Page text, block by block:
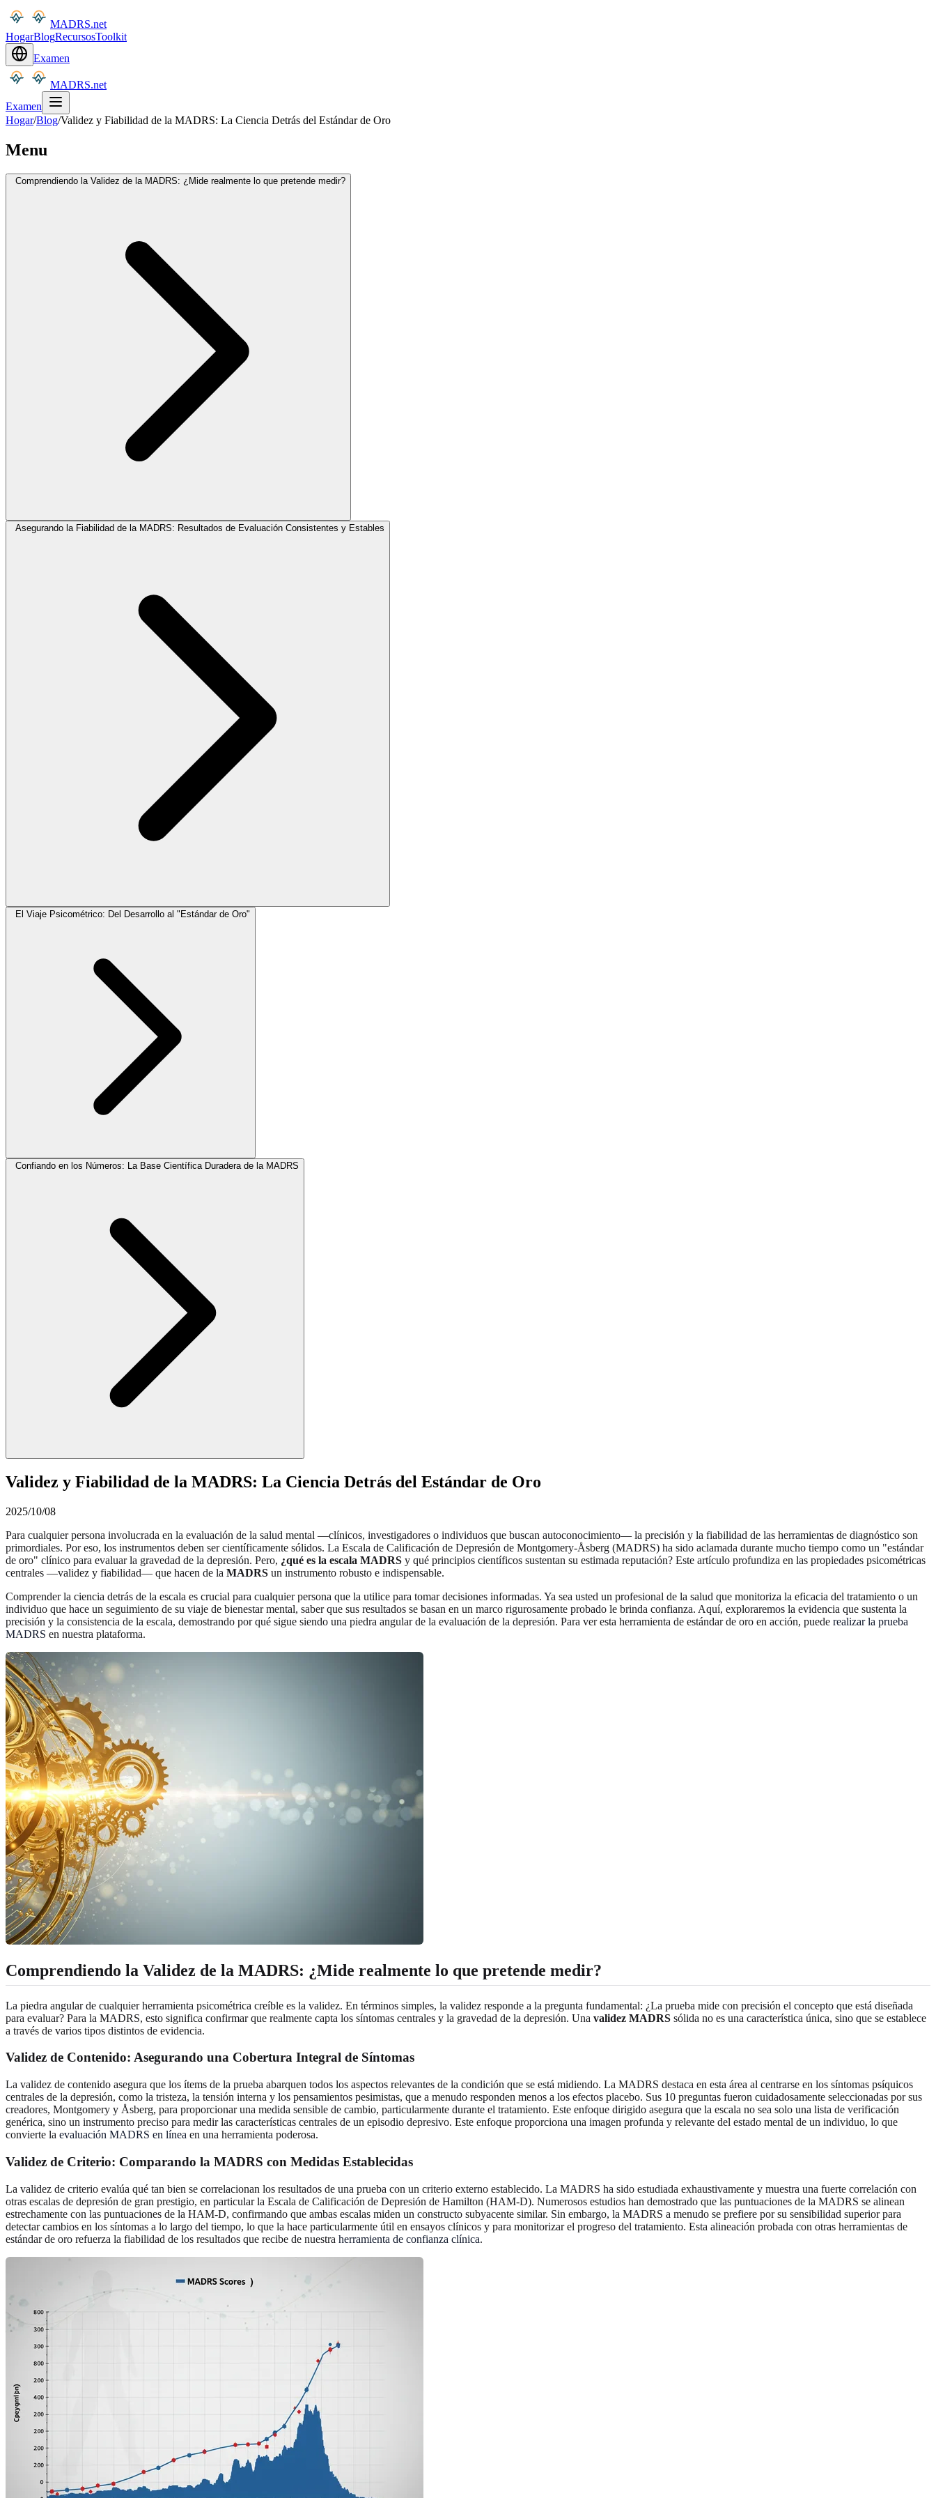
MADRS.net
HogarBlogRecursosToolkit
Examen
MADRS.net
Examen
Hogar/Blog/Validez y Fiabilidad de la MADRS: La Ciencia Detrás del Estándar de Oro
Menu
Comprendiendo la Validez de la MADRS: ¿Mide realmente lo que pretende medir?
Asegurando la Fiabilidad de la MADRS: Resultados de Evaluación Consistentes y Estables
El Viaje Psicométrico: Del Desarrollo al "Estándar de Oro"
Confiando en los Números: La Base Científica Duradera de la MADRS
Validez y Fiabilidad de la MADRS: La Ciencia Detrás del Estándar de Oro
2025/10/08
Para cualquier persona involucrada en la evaluación de la salud mental —clínicos, investigadores o individuos que buscan autoconocimiento— la precisión y la fiabilidad de las herramientas de diagnóstico son
primordiales. Por eso, los instrumentos deben ser científicamente sólidos. La Escala de Calificación de Depresión de Montgomery-Åsberg (MADRS) ha sido aclamada durante mucho tiempo como un "estándar
de oro" clínico para evaluar la gravedad de la depresión. Pero, ¿qué es la escala MADRS y qué principios científicos sustentan su estimada reputación? Este artículo profundiza en las propiedades psicométricas
centrales —validez y fiabilidad— que hacen de la MADRS un instrumento robusto e indispensable.
Comprender la ciencia detrás de la escala es crucial para cualquier persona que la utilice para tomar decisiones informadas. Ya sea usted un profesional de la salud que monitoriza la eficacia del tratamiento o un
individuo que hace un seguimiento de su viaje de bienestar mental, saber que sus resultados se basan en un marco rigurosamente probado le brinda confianza. Aquí, exploraremos la evidencia que sustenta la
precisión y la consistencia de la escala, demostrando por qué sigue siendo una piedra angular de la evaluación de la depresión. Para ver esta herramienta de estándar de oro en acción, puede realizar la prueba
MADRS en nuestra plataforma.
Comprendiendo la Validez de la MADRS: ¿Mide realmente lo que pretende medir?
La piedra angular de cualquier herramienta psicométrica creíble es la validez. En términos simples, la validez responde a la pregunta fundamental: ¿La prueba mide con precisión el concepto que está diseñada
para evaluar? Para la MADRS, esto significa confirmar que realmente capta los síntomas centrales y la gravedad de la depresión. Una validez MADRS sólida no es una característica única, sino que se establece
a través de varios tipos distintos de evidencia.
Validez de Contenido: Asegurando una Cobertura Integral de Síntomas
La validez de contenido asegura que los ítems de la prueba abarquen todos los aspectos relevantes de la condición que se está midiendo. La MADRS destaca en esta área al centrarse en los síntomas psíquicos
centrales de la depresión, como la tristeza, la tensión interna y los pensamientos pesimistas, que a menudo responden menos a los efectos placebo. Sus 10 preguntas fueron cuidadosamente seleccionadas por sus
creadores, Montgomery y Åsberg, para proporcionar una medida sensible de cambio, particularmente durante el tratamiento. Este enfoque dirigido asegura que la escala no sea solo una lista de verificación
genérica, sino un instrumento preciso para medir las características centrales de un episodio depresivo. Este enfoque proporciona una imagen profunda y relevante del estado mental de un individuo, lo que
convierte la evaluación MADRS en línea en una herramienta poderosa.
Validez de Criterio: Comparando la MADRS con Medidas Establecidas
La validez de criterio evalúa qué tan bien se correlacionan los resultados de una prueba con un criterio externo establecido. La MADRS ha sido estudiada exhaustivamente y muestra una fuerte correlación con
otras escalas de depresión de gran prestigio, en particular la Escala de Calificación de Depresión de Hamilton (HAM-D). Numerosos estudios han demostrado que las puntuaciones de la MADRS se alinean
estrechamente con las puntuaciones de la HAM-D, confirmando que ambas escalas miden un constructo subyacente similar. Sin embargo, la MADRS a menudo se prefiere por su sensibilidad superior para
detectar cambios en los síntomas a lo largo del tiempo, lo que la hace particularmente útil en ensayos clínicos y para monitorizar el progreso del tratamiento. Esta alineación probada con otras herramientas de
estándar de oro refuerza la fiabilidad de los resultados que recibe de nuestra herramienta de confianza clínica.